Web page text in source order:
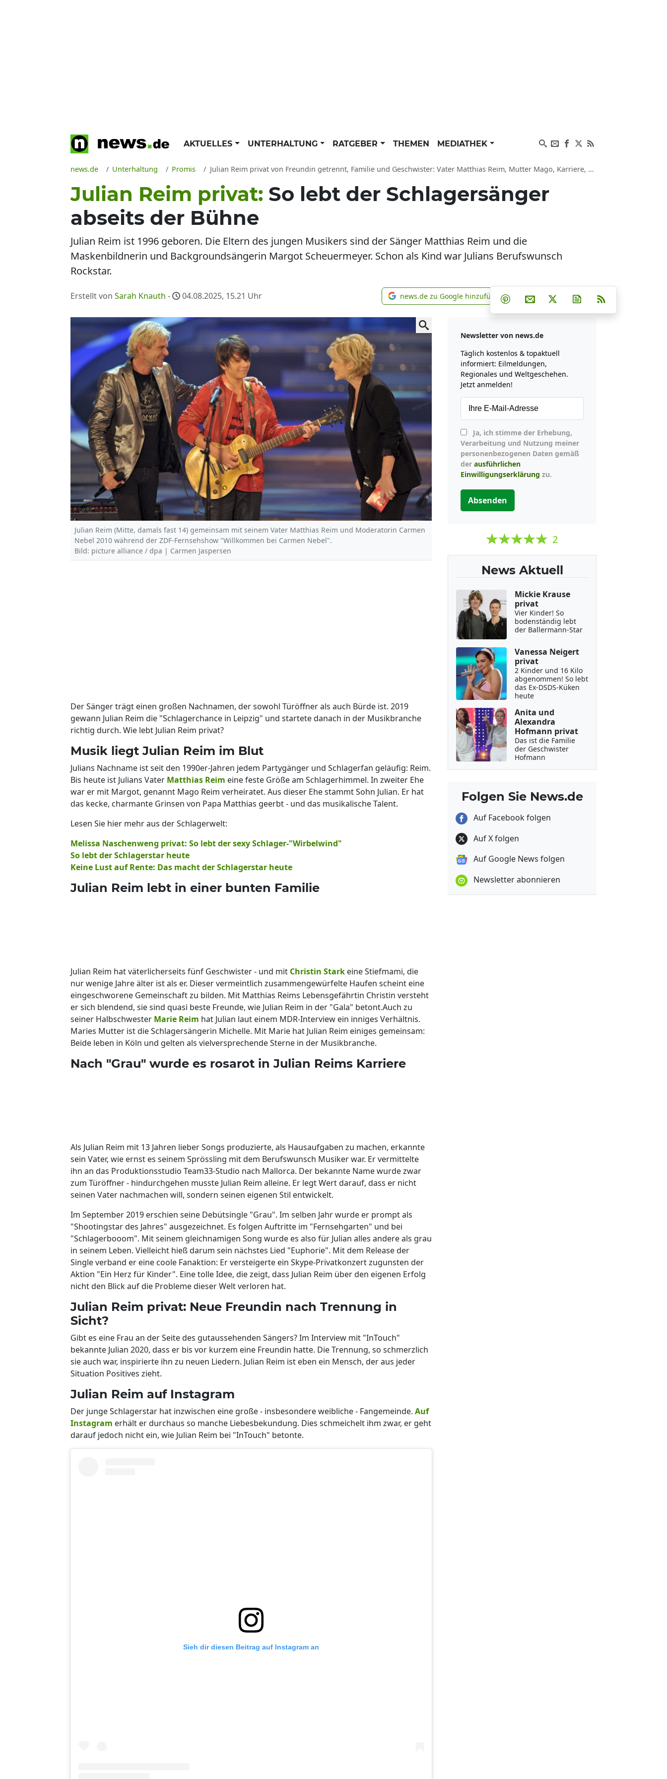
AKTUELLES UNTERHALTUNG RATGEBER THEMEN MEDIATHEK
news.de Unterhaltung Promis Julian Reim privat von Freundin getrennt, Familie und Geschwister: Vater Matthias Reim, Mutter Mago, Karriere, Lieder und Instagram
Julian Reim privat: So lebt der Schlagersänger
abseits der Bühne
Julian Reim ist 1996 geboren. Die Eltern des jungen Musikers sind der Sänger Matthias Reim und die
Maskenbildnerin und Backgroundsängerin Margot Scheuermeyer. Schon als Kind war Julians Berufswunsch
Rockstar.
Erstellt von Sarah Knauth - 04.08.2025, 15.21 Uhr news.de zu Google hinzufügen
news.de zu Google hinzufügen Teilen auf Facebook
Teilen auf Whatsapp
Teilen auf Telegram
Teilen auf Pinterest
Per E-Mail teilen
Post auf XNewsletter
Julian Reim (Mitte, damals fast 14) gemeinsam mit seinem Vater Matthias Reim und Moderatorin Carmen
Nebel 2010 während der ZDF-Fernsehshow "Willkommen bei Carmen Nebel".
Bild: picture alliance / dpa | Carmen Jaspersen
Der Sänger trägt einen großen Nachnamen, der sowohl Türöffner als auch Bürde ist. 2019
gewann Julian Reim die "Schlagerchance in Leipzig" und startete danach in der Musikbranche
richtig durch. Wie lebt Julian Reim privat?
Musik liegt Julian Reim im Blut
Julians Nachname ist seit den 1990er-Jahren jedem Partygänger und Schlagerfan geläufig: Reim.
Bis heute ist Julians Vater Matthias Reim eine feste Größe am Schlagerhimmel. In zweiter Ehe
war er mit Margot, genannt Mago Reim verheiratet. Aus dieser Ehe stammt Sohn Julian. Er hat
das kecke, charmante Grinsen von Papa Matthias geerbt - und das musikalische Talent.
Lesen Sie hier mehr aus der Schlagerwelt:
Melissa Naschenweng privat: So lebt der sexy Schlager-"Wirbelwind"
So lebt der Schlagerstar heute
Keine Lust auf Rente: Das macht der Schlagerstar heute
Julian Reim lebt in einer bunten Familie
Julian Reim hat väterlicherseits fünf Geschwister - und mit Christin Stark eine Stiefmami, die
nur wenige Jahre älter ist als er. Dieser vermeintlich zusammengewürfelte Haufen scheint eine
eingeschworene Gemeinschaft zu bilden. Mit Matthias Reims Lebensgefährtin Christin versteht
er sich blendend, sie sind quasi beste Freunde, wie Julian Reim in der "Gala" betont.Auch zu
seiner Halbschwester Marie Reim hat Julian laut einem MDR-Interview ein inniges Verhältnis.
Maries Mutter ist die Schlagersängerin Michelle. Mit Marie hat Julian Reim einiges gemeinsam:
Beide leben in Köln und gelten als vielversprechende Sterne in der Musikbranche.
Nach "Grau" wurde es rosarot in Julian Reims Karriere
Als Julian Reim mit 13 Jahren lieber Songs produzierte, als Hausaufgaben zu machen, erkannte
sein Vater, wie ernst es seinem Sprössling mit dem Berufswunsch Musiker war. Er vermittelte
ihn an das Produktionsstudio Team33-Studio nach Mallorca. Der bekannte Name wurde zwar
zum Türöffner - hindurchgehen musste Julian Reim alleine. Er legt Wert darauf, dass er nicht
seinen Vater nachmachen will, sondern seinen eigenen Stil entwickelt.
Im September 2019 erschien seine Debütsingle "Grau". Im selben Jahr wurde er prompt als
"Shootingstar des Jahres" ausgezeichnet. Es folgen Auftritte im "Fernsehgarten" und bei
"Schlagerbooom". Mit seinem gleichnamigen Song wurde es also für Julian alles andere als grau
in seinem Leben. Vielleicht hieß darum sein nächstes Lied "Euphorie". Mit dem Release der
Single verband er eine coole Fanaktion: Er versteigerte ein Skype-Privatkonzert zugunsten der
Aktion "Ein Herz für Kinder". Eine tolle Idee, die zeigt, dass Julian Reim über den eigenen Erfolg
nicht den Blick auf die Probleme dieser Welt verloren hat.
Julian Reim privat: Neue Freundin nach Trennung in
Sicht?
Gibt es eine Frau an der Seite des gutaussehenden Sängers? Im Interview mit "InTouch"
bekannte Julian 2020, dass er bis vor kurzem eine Freundin hatte. Die Trennung, so schmerzlich
sie auch war, inspirierte ihn zu neuen Liedern. Julian Reim ist eben ein Mensch, der aus jeder
Situation Positives zieht.
Julian Reim auf Instagram
Der junge Schlagerstar hat inzwischen eine große - insbesondere weibliche - Fangemeinde. Auf
Instagram erhält er durchaus so manche Liebesbekundung. Dies schmeichelt ihm zwar, er geht
darauf jedoch nicht ein, wie Julian Reim bei "InTouch" betonte.
Sieh dir diesen Beitrag auf Instagram an
Newsletter von news.de
Täglich kostenlos & topaktuell
informiert: Eilmeldungen,
Regionales und Weltgeschehen.
Jetzt anmelden!
Verarbeitung und Nutzung meiner
personenbezogenen Daten gemäß
der ausführlichen
Einwilligungserklärung zu.
Absenden
2
News Aktuell
Mickie Krause
privat
Vier Kinder! So
bodenständig lebt
der Ballermann-Star
Vanessa Neigert
privat
2 Kinder und 16 Kilo
abgenommen! So lebt
das Ex-DSDS-Küken
heute
Anita und
Alexandra
Hofmann privat
Das ist die Familie
der Geschwister
Hofmann
Folgen Sie News.de
Auf Facebook folgen
Auf X folgen
Auf Google News folgen
Newsletter abonnieren